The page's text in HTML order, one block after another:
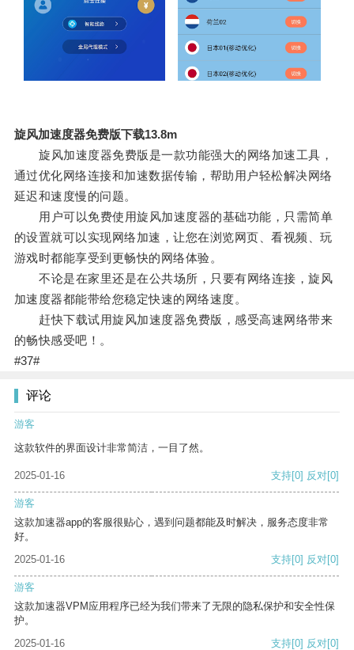
旋风加速度器免费版下载13.8m
旋风加速度器免费版是一款功能强大的网络加速工具，
通过优化网络连接和加速数据传输，帮助用户轻松解决网络
延迟和速度慢的问题。
用户可以免费使用旋风加速度器的基础功能，只需简单
的设置就可以实现网络加速，让您在浏览网页、看视频、玩
游戏时都能享受到更畅快的网络体验。
不论是在家里还是在公共场所，只要有网络连接，旋风
加速度器都能带给您稳定快速的网络速度。
赶快下载试用旋风加速度器免费版，感受高速网络带来
的畅快感受吧！。
#37#
评论
游客
这款软件的界面设计非常简洁，一目了然。
2025-01-16 支持[0] 反对[0]
游客
这款加速器app的客服很贴心，遇到问题都能及时解决，服务态度非常
好。
2025-01-16
支持[0] 反对[0]
游客
这款加速器VPM应用程序已经为我们带来了无限的隐私保护和安全性保
护。
2025-01-16
支持[0] 反对[0]